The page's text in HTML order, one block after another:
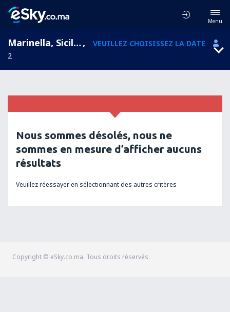
Menu
Marinella, Sicile, Italie,
VEUILLEZ CHOISISSEZ LA DATE
2
Nous sommes désolés, nous ne
sommes en mesure d’afficher aucuns
résultats
Veuillez réessayer en sélectionnant des autres critères
Copyright © eSky.co.ma. Tous droits réservés.